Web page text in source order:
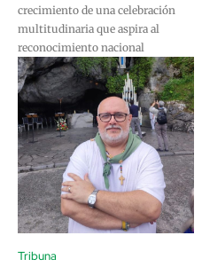
crecimiento de una celebración
multitudinaria que aspira al
reconocimiento nacional
Tribuna